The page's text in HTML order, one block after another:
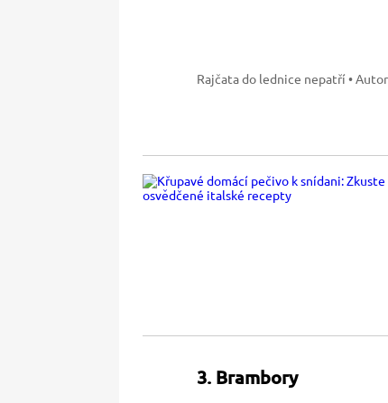
Rajčata do lednice nepatří •
3. Brambory